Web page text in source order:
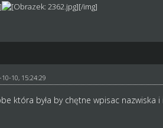
[/img]
10, 15:24:29
która była by chętne wpisac